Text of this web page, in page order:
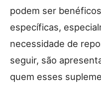
podem ser
específicas,
necessidade de
seguir, são
quem esses